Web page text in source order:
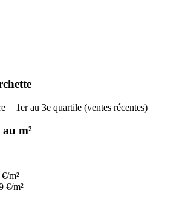
= 1er au 3e quartile (ventes récentes)
m²
€/m²
€/m²